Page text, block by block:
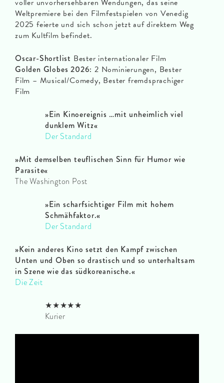
voller unvorhersehbaren Wendungen, das seine
Weltpremiere bei den Filmfestspielen von Venedig
2025 feierte und sich schon jetzt auf direktem Weg
zum Kultfilm befindet.
Oscar-Shortlist Bester internationaler Film
Golden Globes 2026: 2 Nominierungen, Bester
Film – Musical/Comedy, Bester fremdsprachiger
Film
»Ein Kinoereignis …mit unheimlich viel
dunklem Witz«
Der Standard
»Mit demselben teuflischen Sinn für Humor wie
Parasite«
The Washington Post
»Ein scharfsichtiger Film mit hohem
Schmähfaktor.«
Der Standard
»Kein anderes Kino setzt den Kampf zwischen
Unten und Oben so drastisch und so unterhaltsam
in Szene wie das südkoreanische.«
Die Zeit
★★★★★
Kurier